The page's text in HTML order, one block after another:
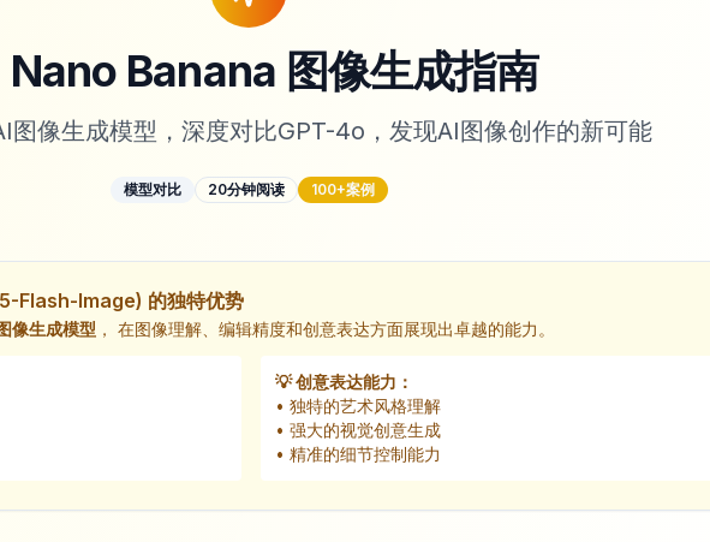
Nano Banana 图像生成指南
图像生成模型，深度对比GPT-4o，发现AI图像创作的新可能
模型对比 20分钟阅读 100+案例
Flash-Image) 的独特优势
像生成模型 ， 在图像理解、编辑精度和创意表达方面展现出卓越的能力。
💡 创意表达能力：
• 独特的艺术风格理解
• 强大的视觉创意生成
• 精准的细节控制能力